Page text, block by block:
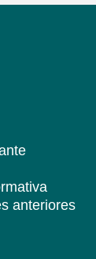
anteriores